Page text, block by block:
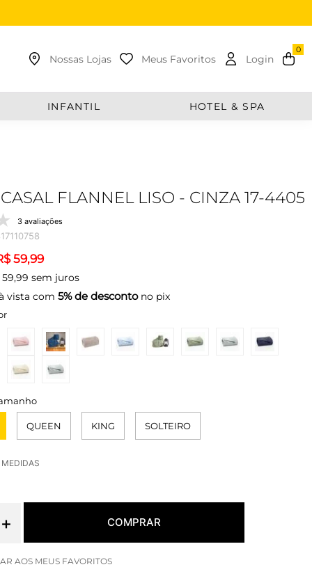
Nossas Lojas Meus Favoritos Login
INFANTIL HOTEL & SPA
FLANNEL LISO - CINZA 17-4405
3 avaliações
59,99
59,99 sem juros
vista com 5% de descontono pix
QUEEN KING SOLTEIRO
＋ COMPRAR